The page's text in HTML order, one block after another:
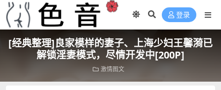
登录
[经典整理]良家模样的妻子、上海少妇王馨漪已
解锁淫妻模式，尽情开发中[200P]
激情图文